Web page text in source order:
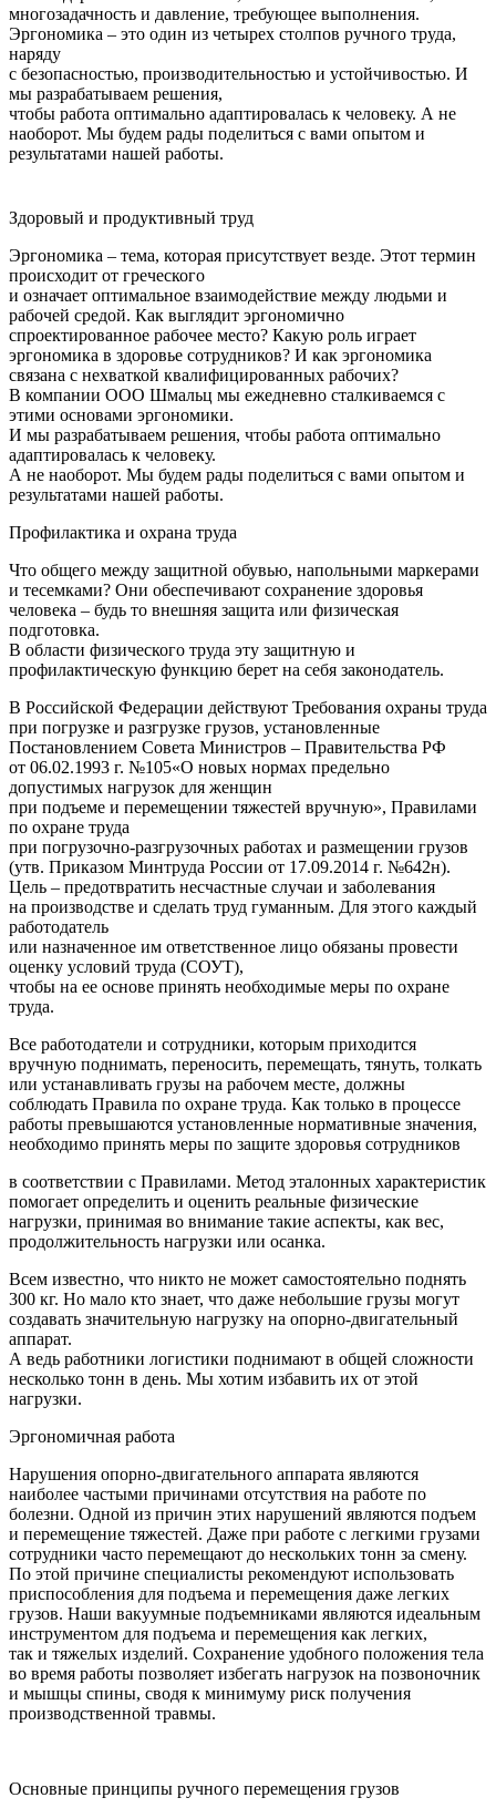
многозадачность и давление, требующее выполнения.
Эргономика – это один из четырех столпов ручного труда,
наряду
с безопасностью, производительностью и устойчивостью. И
мы разрабатываем решения,
чтобы работа оптимально адаптировалась к человеку. А не
наоборот. Мы будем рады поделиться с вами опытом и
результатами нашей работы.
Здоровый и продуктивный труд
Эргономика – тема, которая присутствует везде. Этот термин
происходит от греческого
и означает оптимальное взаимодействие между людьми и
рабочей средой. Как выглядит эргономично
спроектированное рабочее место? Какую роль играет
эргономика в здоровье сотрудников? И как эргономика
связана с нехваткой квалифицированных рабочих?
В компании ООО Шмальц мы ежедневно сталкиваемся с
этими основами эргономики.
И мы разрабатываем решения, чтобы работа оптимально
адаптировалась к человеку.
А не наоборот. Мы будем рады поделиться с вами опытом и
результатами нашей работы.
Профилактика и охрана труда
Что общего между защитной обувью, напольными маркерами
и тесемками? Они обеспечивают сохранение здоровья
человека – будь то внешняя защита или физическая
подготовка.
В области физического труда эту защитную и
профилактическую функцию берет на себя законодатель.
В Российской Федерации действуют Требования охраны труда
при погрузке и разгрузке грузов, установленные
Постановлением Совета Министров – Правительства РФ
от 06.02.1993 г. №105«О новых нормах предельно
допустимых нагрузок для женщин
при подъеме и перемещении тяжестей вручную», Правилами
по охране труда
при погрузочно-разгрузочных работах и размещении грузов
(утв. Приказом Минтруда России от 17.09.2014 г. №642н).
Цель – предотвратить несчастные случаи и заболевания
на производстве и сделать труд гуманным. Для этого каждый
работодатель
или назначенное им ответственное лицо обязаны провести
оценку условий труда (СОУТ),
чтобы на ее основе принять необходимые меры по охране
труда.
Все работодатели и сотрудники, которым приходится
вручную поднимать, переносить, перемещать, тянуть, толкать
или устанавливать грузы на рабочем месте, должны
соблюдать Правила по охране труда. Как только в процессе
работы превышаются установленные нормативные значения,
необходимо принять меры по защите здоровья сотрудников
в соответствии с Правилами. Метод эталонных характеристик
помогает определить и оценить реальные физические
нагрузки, принимая во внимание такие аспекты, как вес,
продолжительность нагрузки или осанка.
Всем известно, что никто не может самостоятельно поднять
300 кг. Но мало кто знает, что даже небольшие грузы могут
создавать значительную нагрузку на опорно-двигательный
аппарат.
А ведь работники логистики поднимают в общей сложности
несколько тонн в день. Мы хотим избавить их от этой
нагрузки.
Эргономичная работа
Нарушения опорно-двигательного аппарата являются
наиболее частыми причинами отсутствия на работе по
болезни. Одной из причин этих нарушений являются подъем
и перемещение тяжестей. Даже при работе с легкими грузами
сотрудники часто перемещают до нескольких тонн за смену.
По этой причине специалисты рекомендуют использовать
приспособления для подъема и перемещения даже легких
грузов. Наши вакуумные подъемниками являются идеальным
инструментом для подъема и перемещения как легких,
так и тяжелых изделий. Сохранение удобного положения тела
во время работы позволяет избегать нагрузок на позвоночник
и мышцы спины, сводя к минимуму риск получения
производственной травмы.
Основные принципы ручного перемещения грузов